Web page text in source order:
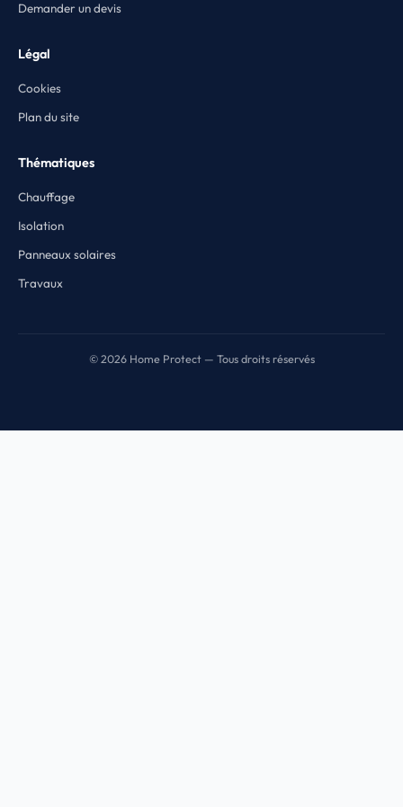
Demander un devis
Légal
Cookies
Plan du site
Thématiques
Chauffage
Isolation
Panneaux solaires
Travaux
© 2026 Home Protect — Tous droits réservés